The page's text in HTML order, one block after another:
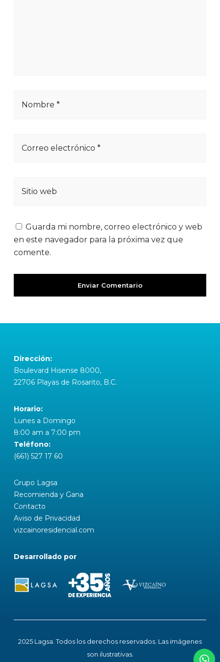
Nombre *
Correo electrónico *
Sitio web
Guarda mi nombre, correo electrónico y web
en este navegador para la próxima vez que
comente.
Dirección:
Boulevard Hisense 8000,
22706 Playas de Rosarito, B.C.
Horario:
Lunes a Domingo
8:00 am a 7:00 pm
Teléfono:
(661) 527 17 60
Grupo Lagsa
Recomienda y Gana
Contacto
Aviso de Privacidad
vizcainoresidencial.com
Desarrollado por
2025 Lagsa. Todos los derechos reservados. Las imágenes
son ilustrativas.